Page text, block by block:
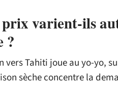
varient-ils
?
vers Tahiti joue au yo-yo,
sèche concentre la